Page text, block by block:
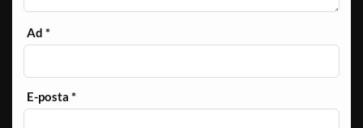
Ad*
E-posta*